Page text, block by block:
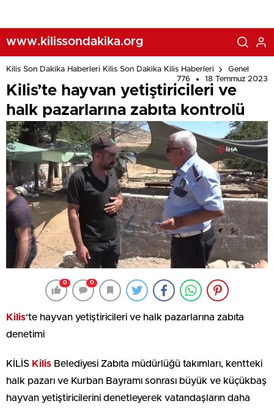
www.kilissondakika.org
Kilis Son Dakika Haberleri Kilis Son Dakika Kilis Haberleri
Genel
776
18 Temmuz 2023
Kilis’te hayvan yetiştiricileri ve
halk pazarlarına zabıta kontrolü
0 0
Kilis‘te hayvan yetiştiricileri ve halk pazarlarına zabıta
denetimi
KİLİS Kilis Belediyesi Zabıta müdürlüğü takımları, kentteki
halk pazarı ve Kurban Bayramı sonrası büyük ve küçükbaş
hayvan yetiştiricilerini denetleyerek vatandaşların daha